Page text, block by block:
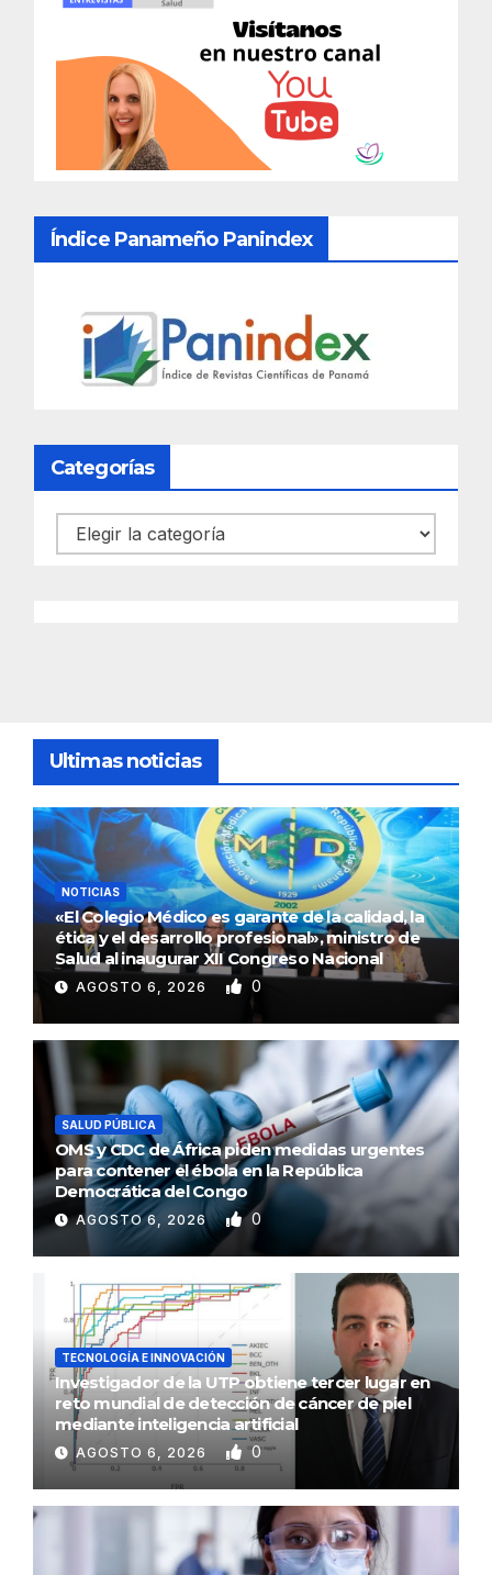
Índice Panameño Panindex
Categorías
Categorías
Ultimas noticias
NOTICIAS
«El Colegio Médico es garante de la calidad, la
ética y el desarrollo profesional», ministro de
Salud al inaugurar XII Congreso Nacional
AGOSTO 6, 2026 0
SALUD PÚBLICA
OMS y CDC de África piden medidas urgentes
para contener el ébola en la República
Democrática del Congo
AGOSTO 6, 2026 0
TECNOLOGÍA E INNOVACIÓN
Investigador de la UTP obtiene tercer lugar en
reto mundial de detección de cáncer de piel
mediante inteligencia artificial
AGOSTO 6, 2026 0